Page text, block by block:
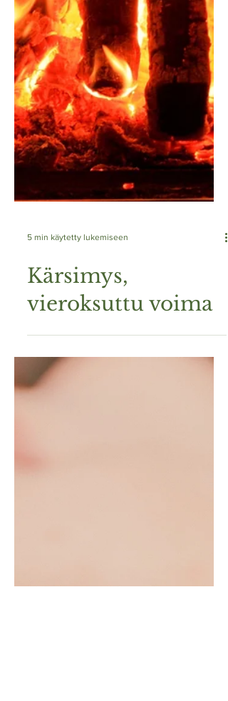
5 min käytetty lukemiseen
Kärsimys,
vieroksuttu voima